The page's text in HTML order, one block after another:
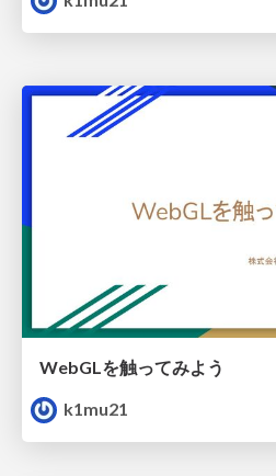
WebGLを触ってみよう
k1mu21